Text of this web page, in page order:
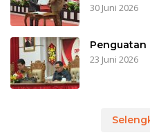
30 Juni 2026
Penguatan
23 Juni 2026